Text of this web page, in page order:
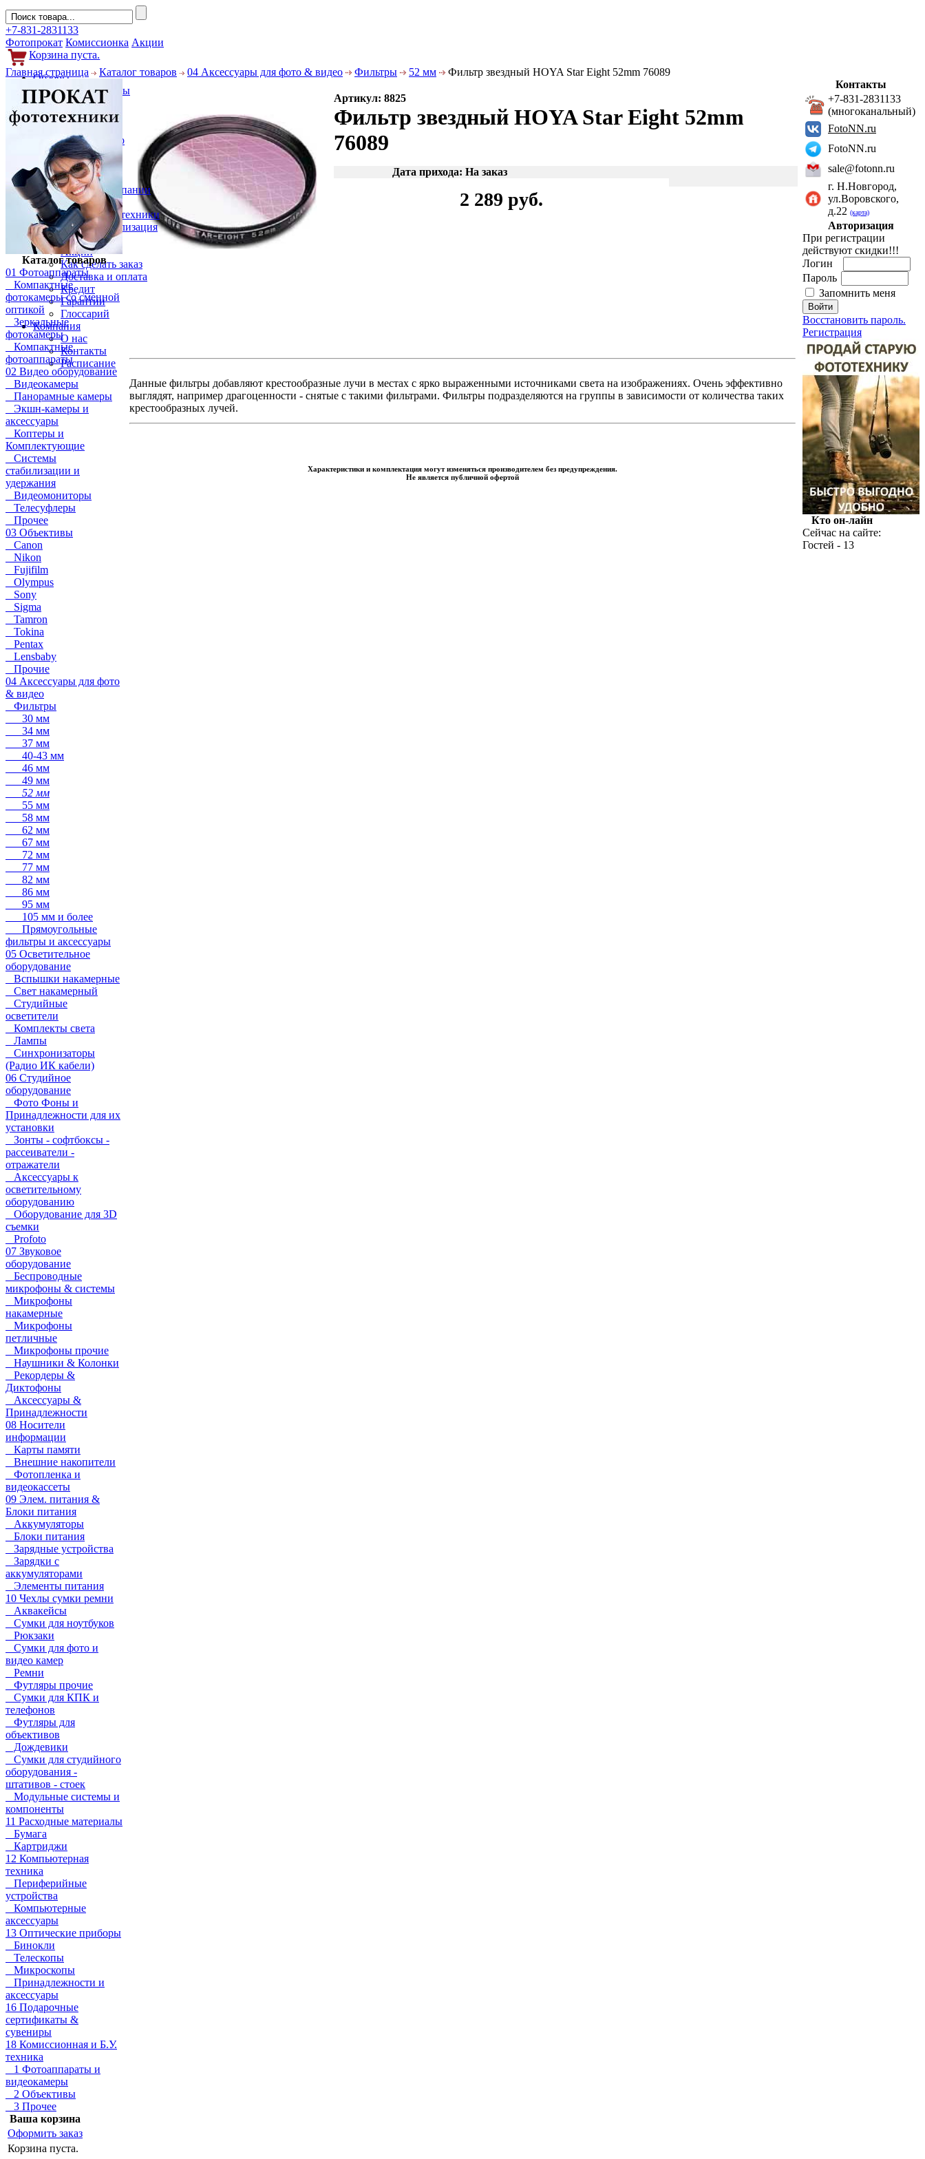
+7-831-2831133
Фотопрокат Комиссионка Акции
Корзина пуста.
Обзоры
Фотоаппараты
Объективы
Фильтры
Фото и видео
Гаджеты
Аксессуары
Слухи
Новости компании
Услуги
Прокат фототехники
Выкуп и реализация
Покупателям
Акции
Как сделать заказ
Доставка и оплата
Кредит
Гарантии
Глоссарий
Компания
О нас
Контакты
Расписание
Главная страница Каталог товаров 04 Аксессуары для фото & видео Фильтры 52 мм Фильтр звездный HOYA Star Eight 52mm 76089
Каталог товаров
01 Фотоаппараты
Компактные
фотокамеры со сменной
оптикой
Зеркальные
фотокамеры
Компактные
фотоаппараты
02 Видео оборудование
Видеокамеры
Панорамные камеры
Экшн-камеры и
аксессуары
Коптеры и
Комплектующие
Системы
стабилизации и
удержания
Видеомониторы
Телесуфлеры
Прочее
03 Объективы
Canon
Nikon
Fujifilm
Olympus
Sony
Sigma
Tamron
Tokina
Pentax
Lensbaby
Прочие
04 Аксессуары для фото
& видео
Фильтры
30 мм
34 мм
37 мм
40-43 мм
46 мм
49 мм
52 мм
55 мм
58 мм
62 мм
67 мм
72 мм
77 мм
82 мм
86 мм
95 мм
105 мм и более
Прямоугольные
фильтры и аксессуары
05 Осветительное
оборудование
Вспышки накамерные
Свет накамерный
Студийные
осветители
Комплекты света
Лампы
Синхронизаторы
(Радио ИК кабели)
06 Студийное
оборудование
Фото Фоны и
Принадлежности для их
установки
Зонты - софтбоксы -
рассеиватели -
отражатели
Аксессуары к
осветительному
оборудованию
Оборудование для 3D
съемки
Profoto
07 Звуковое
оборудование
Беспроводные
микрофоны & системы
Микрофоны
накамерные
Микрофоны
петличные
Микрофоны прочие
Наушники & Колонки
Рекордеры &
Диктофоны
Аксессуары &
Принадлежности
08 Носители
информации
Карты памяти
Внешние накопители
Фотопленка и
видеокассеты
09 Элем. питания &
Блоки питания
Аккумуляторы
Блоки питания
Зарядные устройства
Зарядки с
аккумуляторами
Элементы питания
10 Чехлы сумки ремни
Аквакейсы
Сумки для ноутбуков
Рюкзаки
Сумки для фото и
видео камер
Ремни
Футляры прочие
Сумки для КПК и
телефонов
Футляры для
объективов
Дождевики
Сумки для студийного
оборудования -
штативов - стоек
Модульные системы и
компоненты
11 Расходные материалы
Бумага
Картриджи
12 Компьютерная
техника
Периферийные
устройства
Компьютерные
аксессуары
13 Оптические приборы
Бинокли
Телескопы
Микроскопы
Принадлежности и
аксессуары
16 Подарочные
сертификаты &
сувениры
18 Комиссионная и Б.У.
техника
1 Фотоаппараты и
видеокамеры
2 Объективы
3 Прочее
Ваша корзина
Оформить заказ
Корзина пуста.
Артикул: 8825
Фильтр звездный HOYA Star Eight 52mm
76089
Дата прихода: На заказ
2 289 руб.
Данные фильтры добавляют крестообразные лучи в местах с ярко выраженными источниками света на изображениях. Очень эффективно
выглядят, например драгоценности - снятые с такими фильтрами. Фильтры подразделяются на группы в зависимости от количества таких
крестообразных лучей.
Характеристики и комплектация могут изменяться производителем без предупреждения.
Не является публичной офертой
Контакты
+7-831-2831133
(многоканальный)
FotoNN.ru
FotoNN.ru
sale@fotonn.ru
г. Н.Новгород,
ул.Воровского,
д.22 (карта)
Авторизация
При регистрации
действуют скидки!!!
Логин
Пароль
Запомнить меня
Восстановить пароль.
Регистрация
Кто он-лайн
Сейчас на сайте:
Гостей - 13